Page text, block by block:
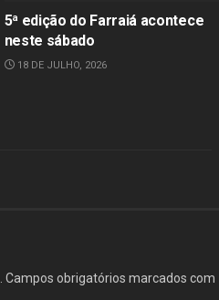
5ª edição do Farraiá acontece
neste sábado
18 DE JULHO, 2026
Campos obrigatórios marcados com